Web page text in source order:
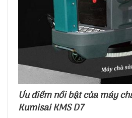
Ưu điểm nổi bật của máy
Kumisai KMS D7